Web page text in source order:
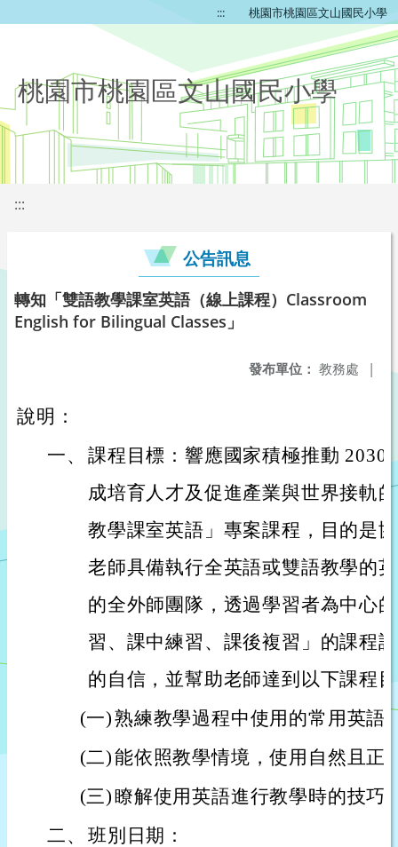
::: 桃園市桃園區文山國民小學
桃園市桃園區文山國民小學
:::
公告訊息
轉知「雙語教學課室英語（線上課程）Classroom
English for Bilingual Classes」
發布單位： 教務處 |
說明：
一、 課程目標：響應國家積極推動 2030
成培育人才及促進產業與世界接軌
教學課室英語」專案課程，目的是
老師具備執行全英語或雙語教學的
的全外師團隊，透過學習者為中心
習、課中練習、課後複習」的課程
的自信，並幫助老師達到以下課程
(一)熟練教學過程中使用的常用英語
(二)能依照教學情境，使用自然且正
(三)瞭解使用英語進行教學時的技巧
二、 班別日期：